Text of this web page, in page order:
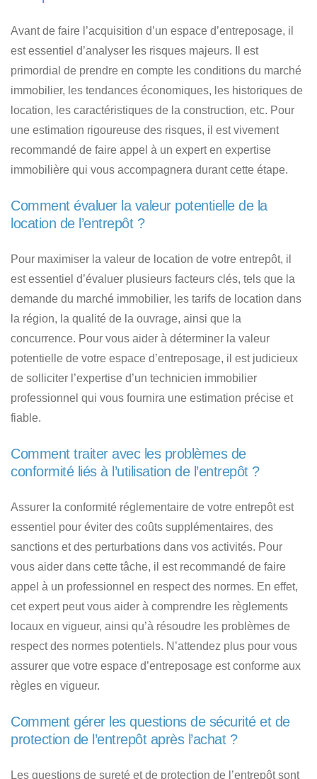
Avant de faire l’acquisition d’un espace d’entreposage, il
est essentiel d’analyser les risques majeurs. Il est
primordial de prendre en compte les conditions du marché
immobilier, les tendances économiques, les historiques de
location, les caractéristiques de la construction, etc. Pour
une estimation rigoureuse des risques, il est vivement
recommandé de faire appel à un expert en expertise
immobilière qui vous accompagnera durant cette étape.
Comment évaluer la valeur potentielle de la
location de l’entrepôt ?
Pour maximiser la valeur de location de votre entrepôt, il
est essentiel d’évaluer plusieurs facteurs clés, tels que la
demande du marché immobilier, les tarifs de location dans
la région, la qualité de la ouvrage, ainsi que la
concurrence. Pour vous aider à déterminer la valeur
potentielle de votre espace d’entreposage, il est judicieux
de solliciter l’expertise d’un technicien immobilier
professionnel qui vous fournira une estimation précise et
fiable.
Comment traiter avec les problèmes de
conformité liés à l’utilisation de l’entrepôt ?
Assurer la conformité réglementaire de votre entrepôt est
essentiel pour éviter des coûts supplémentaires, des
sanctions et des perturbations dans vos activités. Pour
vous aider dans cette tâche, il est recommandé de faire
appel à un professionnel en respect des normes. En effet,
cet expert peut vous aider à comprendre les règlements
locaux en vigueur, ainsi qu’à résoudre les problèmes de
respect des normes potentiels. N’attendez plus pour vous
assurer que votre espace d’entreposage est conforme aux
règles en vigueur.
Comment gérer les questions de sécurité et de
protection de l’entrepôt après l’achat ?
Les questions de sureté et de protection de l’entrepôt sont